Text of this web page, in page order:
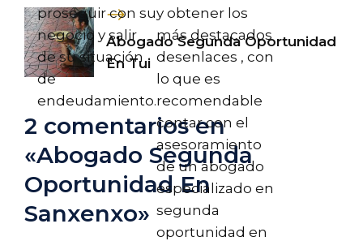
proseguir con su
negocio y salir
de su situación
de
endeudamiento.
y obtener los
más destacados
desenlaces , con
lo que es
recomendable
contar con el
asesoramiento
de un abogado
especializado en
segunda
oportunidad en
Abogado Segunda Oportunidad
En Tui
2 comentarios en
«Abogado Segunda
Oportunidad En
Sanxenxo»